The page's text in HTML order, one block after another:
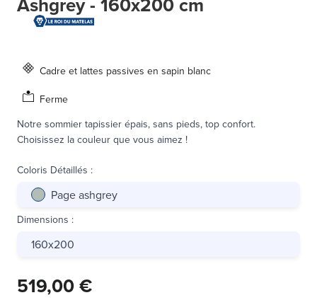
Cadre et lattes passives en sapin blanc
Ferme
Notre sommier tapissier épais, sans pieds, top confort.
Choisissez la couleur que vous aimez !
Coloris Détaillés :
Page ashgrey
Dimensions :
160x200
519,00 €